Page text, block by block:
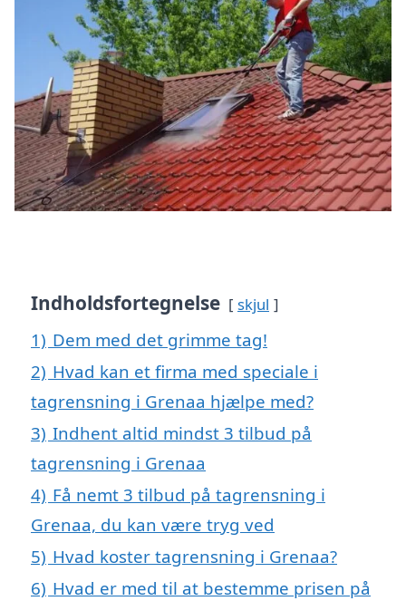
Indholdsfortegnelse skjul
1) Dem med det grimme tag!
2) Hvad kan et firma med speciale i
tagrensning i Grenaa hjælpe med?
3) Indhent altid mindst 3 tilbud på
tagrensning i Grenaa
4) Få nemt 3 tilbud på tagrensning i
Grenaa, du kan være tryg ved
5) Hvad koster tagrensning i Grenaa?
6) Hvad er med til at bestemme prisen på